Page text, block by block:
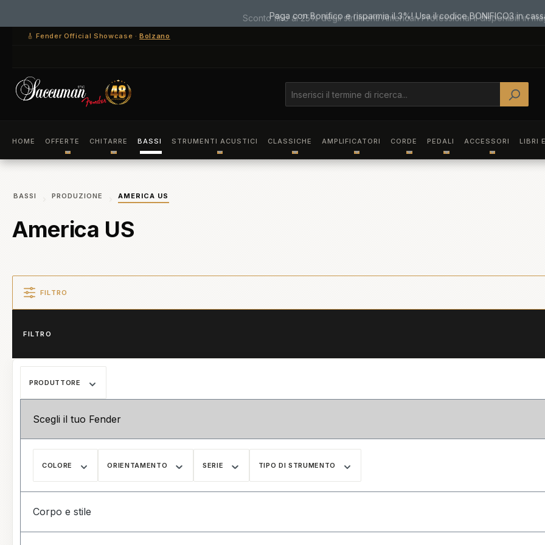
Paga con Bonifico e risparmia il 3%! Usa il codice BONIFICO3 in
🎸 Fender Official Showcase ·Bolzano
HOME OFFERTE CHITARRE BASSI STRUMENTI ACUSTICI CLASSICHE AMPLIFICATORI CORDE PEDALI ACCESSORI LIBRI
BASSI PRODUZIONE AMERICA US
America US
FILTRO
FILTRO
PRODUTTORE
Scegli il tuo Fender
COLORE ORIENTAMENTO SERIE TIPO DI STRUMENTO
Corpo e stile